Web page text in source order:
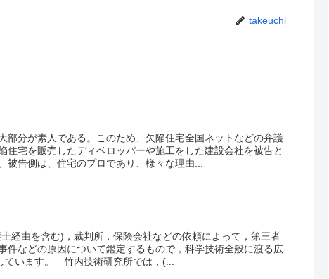
takeuchi
部分が素人である。このため、欠陥住宅全国ネットなどの弁護
住宅を販売したディベロッパーや施工をした建設会社を被告と
被告側は、住宅のプロであり、様々な理由...
経由を含む)，裁判所，保険会社などの依頼によって，第三者
件などの原因について鑑定するもので，科学技術全般に渡る広
ています。 竹内技術研究所では，(...